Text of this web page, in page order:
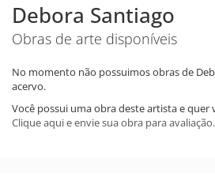
Debora Santiago
Obras de arte disponíveis
No momento não possuimos obras de
acervo.
Você possui uma obra deste artista e quer
Clique aqui e envie sua obra para avaliação.